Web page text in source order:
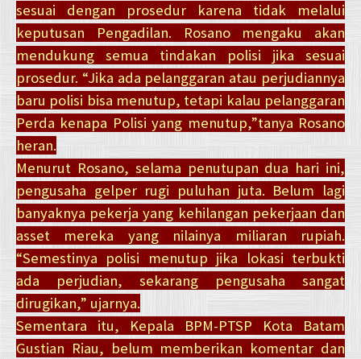
sesuai dengan prosedur karena tidak melalui
keputusan Pengadilan. Rosano mengaku akan
mendukung semua tindakan polisi jika sesuai
prosedur. “Jika ada pelanggaran atau perjudiannya
baru polisi bisa menutup, tetapi kalau pelanggaran
Perda kenapa Polisi yang menutup,”tanya Rosano
heran.
Menurut Rosano, selama penutupan dua hari ini,
pengusaha gelper rugi puluhan juta. Belum lagi
banyaknya pekerja yang kehilangan pekerjaan dan
asset mereka yang nilainya miliaran rupiah.
“Semestinya polisi menutup jika lokasi terbukti
ada perjudian, sekarang pengusaha sangat
dirugikan,” ujarnya.
Sementara itu, Kepala BPM-PTSP Kota Batam
Gustian Riau, belum memberikan komentar dan